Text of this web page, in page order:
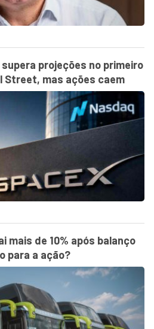
supera projeções no primeiro
Street, mas ações caem
mais de 10% após balanço
para a ação?